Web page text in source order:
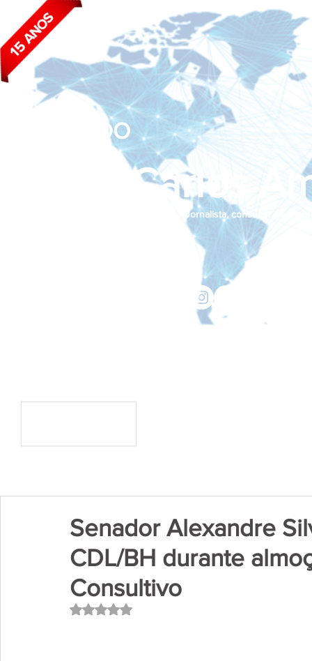
João Carlos
BLOG DO
Jornalista, consultor de
Senador Alexandre
CDL/BH durante
Consultivo
Avaliado com NaN de 5 estrelas.